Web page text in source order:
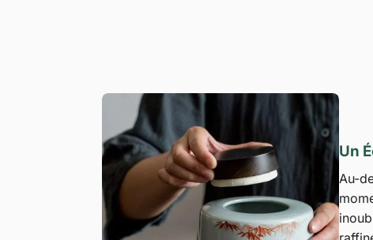
Un
Au-